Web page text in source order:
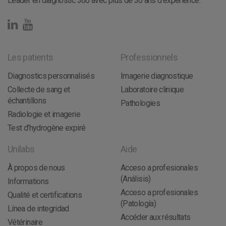
Les patients
Diagnostics personnalisés
Collecte de sang et
échantillons
Radiologie et imagerie
Test d'hydrogène expiré
Professionnels
Imagerie diagnostique
Laboratoire clinique
Pathologies
Unilabs
À propos de nous
Informations
Qualité et certifications
Línea de integridad
Vétérinaire
Aide
Acceso a profesionales
(Análisis)
Acceso a profesionales
(Patología)
Accéder aux résultats